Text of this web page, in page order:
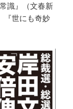
識』（文春新
『世にも奇妙